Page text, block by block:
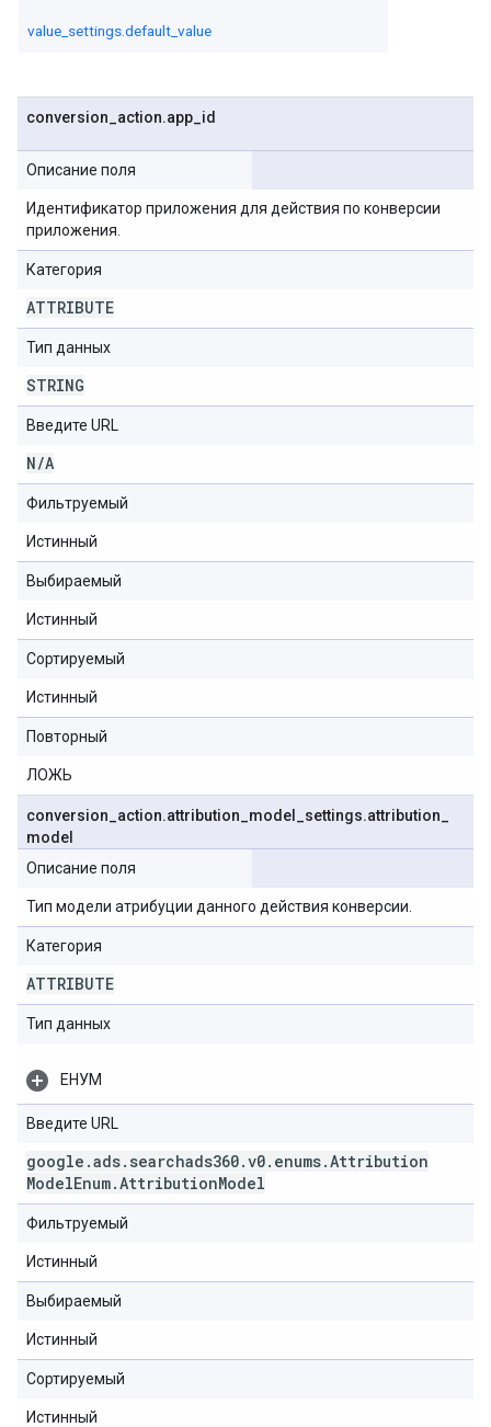
value_settings.default_value
conversion action.app id
Описание поля
Идентификатор приложения для действия по конверсии
приложения.
Категория
ATTRIBUTE
Тип данных
STRING
Введите URL
N/A
Фильтруемый
Истинный
Выбираемый
Истинный
Сортируемый
Истинный
Повторный
ЛОЖЬ
conversion action.attribution model settings.attribution
model
Описание поля
Тип модели атрибуции данного действия конверсии.
Категория
ATTRIBUTE
Тип данных
ЕНУМ
Введите URL
google .ads. searchads360.v0. enums.Attribution
ModelEnum.AttributionModel
Фильтруемый
Истинный
Выбираемый
Истинный
Сортируемый
Истинный